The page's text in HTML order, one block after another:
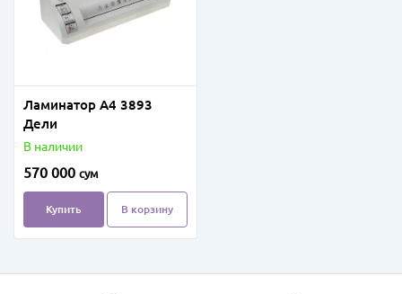
Ламинатор А4 3893
Дели
В наличии
570 000 сум
Купить В корзину